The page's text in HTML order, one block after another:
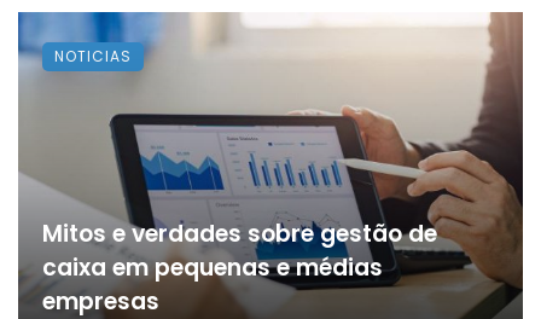
Mitos e verdades sobre gestão de
caixa em pequenas e médias
empresas
NOTICIAS